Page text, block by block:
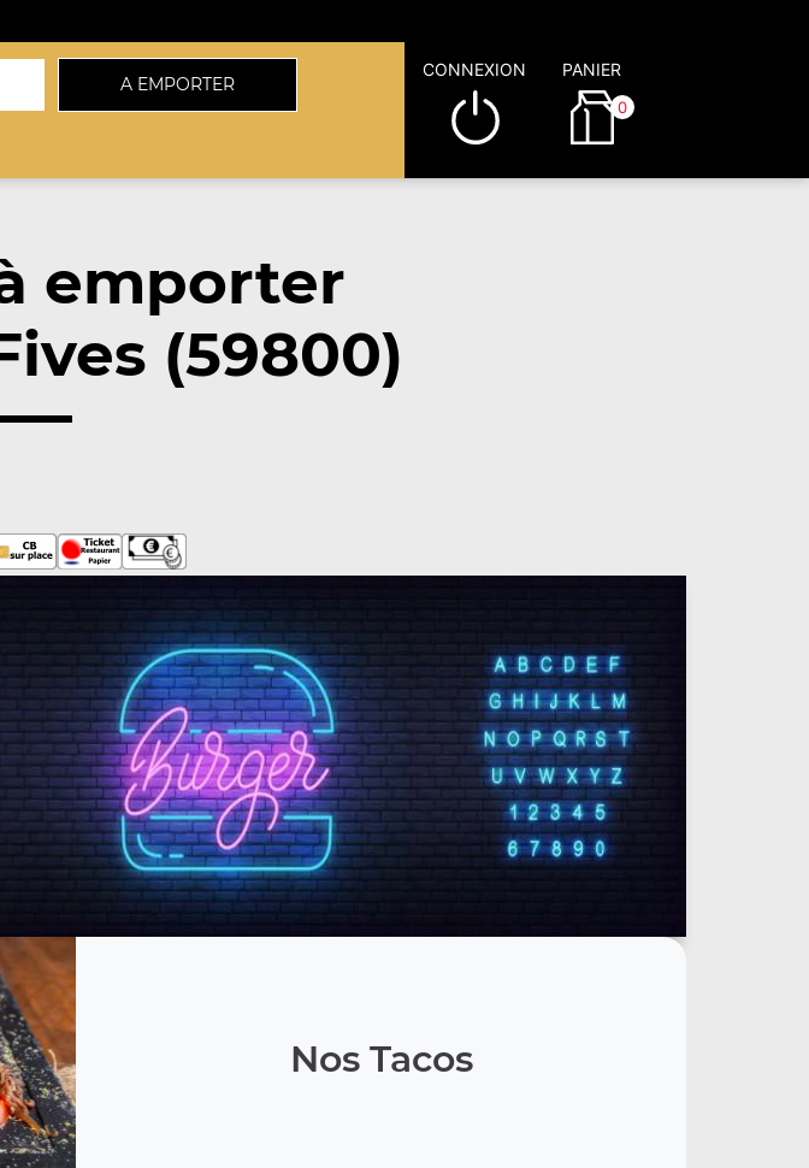
A EMPORTER
CONNEXION PANIER
0
emporter
(59800)
Nos Tacos